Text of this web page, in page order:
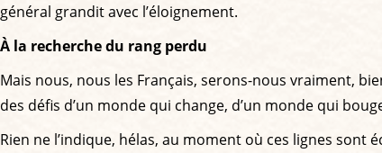
général grandit avec l’éloignement.
À la recherche du rang perdu
Mais nous, nous les Français, serons-nous vraiment,
des défis d’un monde qui change, d’un monde qui
Rien ne l’indique, hélas, au moment où ces lignes